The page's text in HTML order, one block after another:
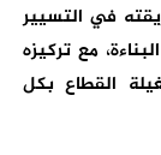
في التسيير
مع تركيزه
القطاع بكل